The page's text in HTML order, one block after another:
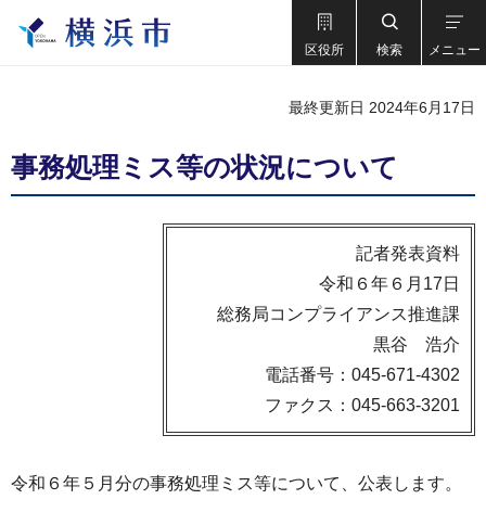
区役所 検索 メニュー
最終更新日 2024年6月17日
事務処理ミス等の状況について
記者発表資料
令和６年６月17日
総務局コンプライアンス推進課
黒谷 浩介
電話番号：045-671-4302
ファクス：045-663-3201
令和６年５月分の事務処理ミス等について、公表します。